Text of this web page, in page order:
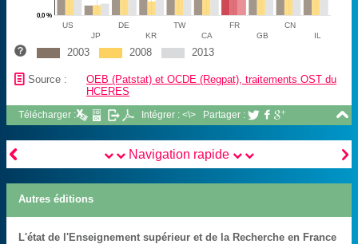
0,0 %
US DE TW FR
CN
JP
KR CA GB IL
2003 2008 2013
📄 Source :
OEB (Patstat) et OCDE (Regpat), traitements OST du
HCERES

Télécharger : Intégrer : <\> Partager :   
 
Navigation rapide
Autres éditions
L'état de l'Enseignement supérieur et de la Recherche en France